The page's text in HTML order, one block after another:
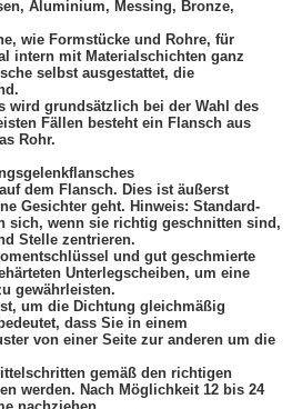
Aluminium, Messing, Bronze,
wie Formstücke und Rohre, für
intern mit Materialschichten ganz
selbst ausgestattet, die
wird grundsätzlich bei der Wahl des
Fällen besteht ein Flansch aus
Rohr.
dem Flansch. Dies ist äußerst
Gesichter geht. Hinweis: Standard-
sich, wenn sie richtig geschnitten sind,
Stelle zentrieren.
und gut geschmierte
Unterlegscheiben, um eine
gewährleisten.
um die Dichtung gleichmäßig
dass Sie in einem
von einer Seite zur anderen um die
gemäß den richtigen
werden. Nach Möglichkeit 12 bis 24